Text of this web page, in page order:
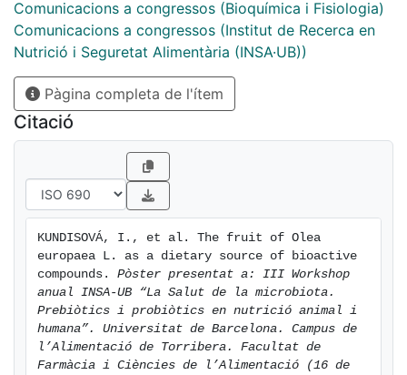
Comunicacions a congressos (Bioquímica i Fisiologia)
Comunicacions a congressos (Institut de Recerca en
Nutrició i Seguretat Alimentària (INSA·UB))
Pàgina completa de l'ítem
Citació
KUNDISOVÁ, I., et al. The fruit of Olea
europaea L. as a dietary source of bioactive
compounds. Pòster presentat a: III Workshop
anual INSA-UB “La Salut de la microbiota.
Prebiòtics i probiòtics en nutrició animal i
humana”. Universitat de Barcelona. Campus de
l’Alimentació de Torribera. Facultat de
Farmàcia i Ciències de l’Alimentació (16 de